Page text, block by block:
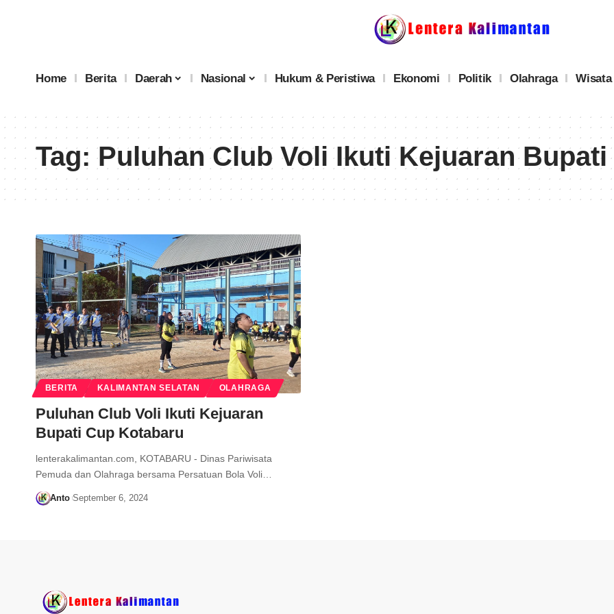
Home Berita Daerah Nasional Hukum & Peristiwa Ekonomi Politik Olahraga Wisata
Tag:Puluhan Club Voli Ikuti Kejuaran
BERITA KALIMANTAN SELATAN OLAHRAGA
Puluhan Club Voli Ikuti Kejuaran
Bupati Cup Kotabaru
lenterakalimantan.com, KOTABARU - Dinas Pariwisata
Pemuda dan Olahraga bersama Persatuan Bola Voli…
Anto September 6, 2024